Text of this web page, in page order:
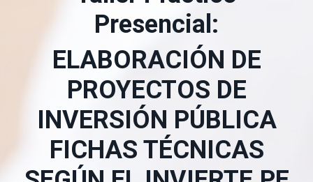
Presencial:
ELABORACIÓN DE
PROYECTOS DE
INVERSIÓN PÚBLICA
FICHAS TÉCNICAS